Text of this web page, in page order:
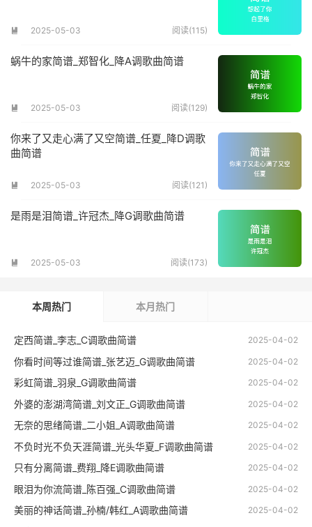
 2025-05-03 阅读(115)
蜗牛的家简谱_郑智化_降A调歌曲简谱
 2025-05-03 阅读(129)
你来了又走心满了又空简谱_任夏_降D调歌
曲简谱
 2025-05-03 阅读(121)
是雨是泪简谱_许冠杰_降G调歌曲简谱
 2025-05-03 阅读(173)
本周热门 本月热门
2025-04-02
定西简谱_李志_C调歌曲简谱
2025-04-02
你看时间等过谁简谱_张艺迈_G调歌曲简谱
2025-04-02
彩虹简谱_羽泉_G调歌曲简谱
2025-04-02
外婆的澎湖湾简谱_刘文正_G调歌曲简谱
2025-04-02
无奈的思绪简谱_二小姐_A调歌曲简谱
2025-04-02
不负时光不负天涯简谱_光头华夏_F调歌曲简谱
2025-04-02
只有分离简谱_费翔_降E调歌曲简谱
2025-04-02
眼泪为你流简谱_陈百强_C调歌曲简谱
2025-04-02
美丽的神话简谱_孙楠/韩红_A调歌曲简谱